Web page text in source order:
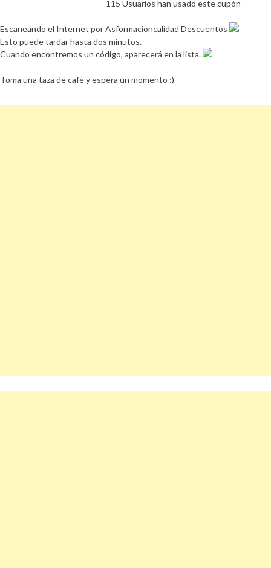
115 Usuarios han usado este cupón
Escaneando el Internet por Asformacioncalidad Descuentos
Esto puede tardar hasta dos minutos.
Cuando encontremos un código, aparecerá en la lista.
Toma una taza de café y espera un momento :)